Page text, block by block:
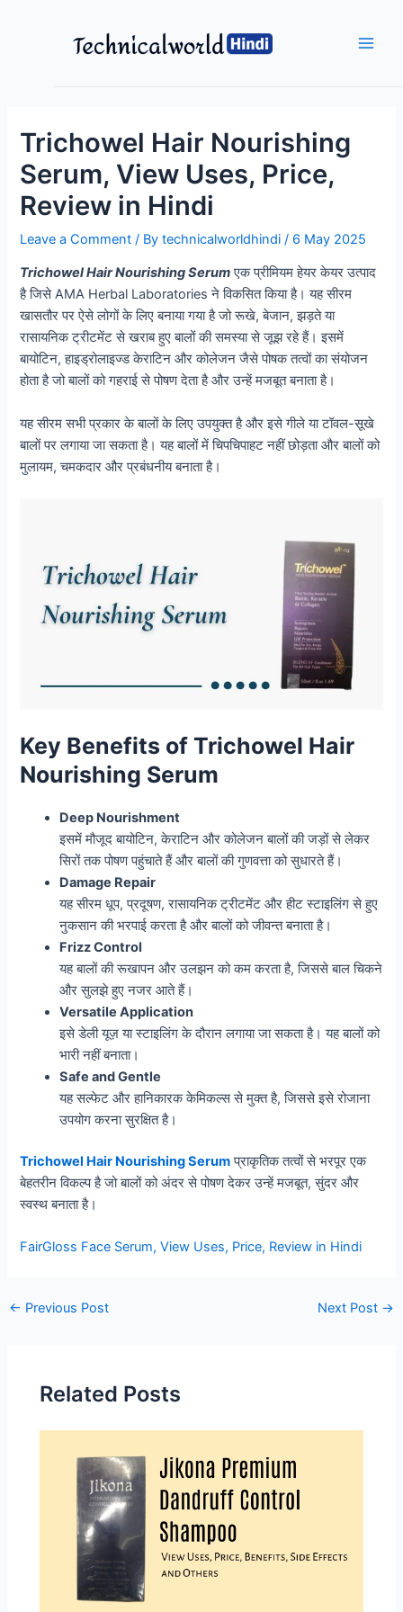
Trichowel Hair Nourishing
Serum, View Uses, Price,
Review in Hindi
Leave a Comment / Bytechnicalworldhindi/ 6 May 2025
Trichowel Hair Nourishing Serumएक प्रीमियम हेयर केयर उत्पाद
है जिसे AMA Herbal Laboratories ने विकसित किया है। यह सीरम
खासतौर पर ऐसे लोगों के लिए बनाया गया है जो रूखे, बेजान, झड़ते या
रासायनिक ट्रीटमेंट से खराब हुए बालों की समस्या से जूझ रहे हैं। इसमें
बायोटिन, हाइड्रोलाइज्ड केराटिन और कोलेजन जैसे पोषक तत्वों का संयोजन
होता है जो बालों को गहराई से पोषण देता है और उन्हें मजबूत बनाता है।
यह सीरम सभी प्रकार के बालों के लिए उपयुक्त है और इसे गीले या टॉवल-सूखे
बालों पर लगाया जा सकता है। यह बालों में चिपचिपाहट नहीं छोड़ता और बालों को
मुलायम, चमकदार और प्रबंधनीय बनाता है।
Key Benefits of Trichowel Hair
Nourishing Serum
Deep Nourishment
इसमें मौजूद बायोटिन, केराटिन और कोलेजन बालों की जड़ों से लेकर
सिरों तक पोषण पहुंचाते हैं और बालों की गुणवत्ता को सुधारते हैं।
Damage Repair
यह सीरम धूप, प्रदूषण, रासायनिक ट्रीटमेंट और हीट स्टाइलिंग से हुए
नुकसान की भरपाई करता है और बालों को जीवन्त बनाता है।
Frizz Control
यह बालों की रूखापन और उलझन को कम करता है, जिससे बाल चिकने
और सुलझे हुए नजर आते हैं।
Versatile Application
इसे डेली यूज़ या स्टाइलिंग के दौरान लगाया जा सकता है। यह बालों को
भारी नहीं बनाता।
Safe and Gentle
यह सल्फेट और हानिकारक केमिकल्स से मुक्त है, जिससे इसे रोजाना
उपयोग करना सुरक्षित है।
Trichowel Hair Nourishing Serumप्राकृतिक तत्वों से भरपूर एक
बेहतरीन विकल्प है जो बालों को अंदर से पोषण देकर उन्हें मजबूत, सुंदर और
स्वस्थ बनाता है।
FairGloss Face Serum, View Uses, Price, Review in Hindi
Post
← Previous Post Next Post →
Related Posts